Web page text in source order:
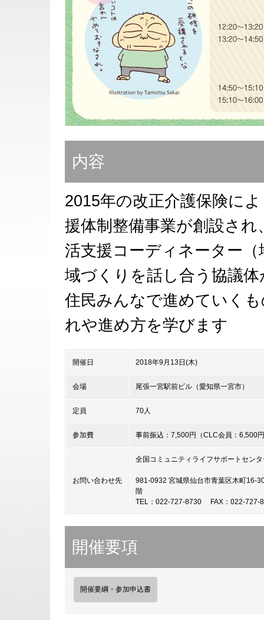
内容
2015年の改正介護保険に
援体制整備事業が創設さ
活支援コーディネーター
域づくりを話し合う協議
住民みんなで進めていく
れや進め方を学びます
開催日 2018年9月13日(木)
会場 尾張一宮駅前ビル（愛知県一宮市）
定員 70人
参加費 事前振込：7,500円（CLC会員：6,500
お問い合わせ先
全国コミュニティライフサポートセン
981-0932 宮城県仙台市青葉区木町16-
階
TEL：022-727-8730 FAX：022-727-
開催要項
開催要綱・参加申込書